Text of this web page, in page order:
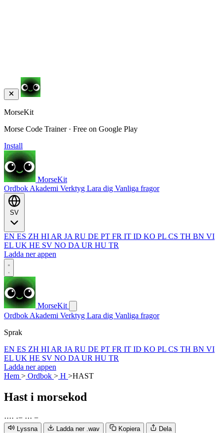
MorseKit
Morse Code Trainer · Free on Google Play
Install
MorseKit
Ordbok Akademi Verktyg Lara dig Vanliga fragor
EN ES ZH HI AR JA RU DE PT FR IT ID KO PL CS TH BN VI
EL UK HE SV NO DA UR HU TR
Ladda ner appen
MorseKit
Ordbok Akademi Verktyg Lara dig Vanliga fragor
Sprak
EN ES ZH HI AR JA RU DE PT FR IT ID KO PL CS TH BN VI
EL UK HE SV NO DA UR HU TR
Ladda ner appen
Hem > Ordbok > H >HAST
Hast i morsekod
···· ·− ··· −
Lyssna Ladda ner .wav Kopiera Dela